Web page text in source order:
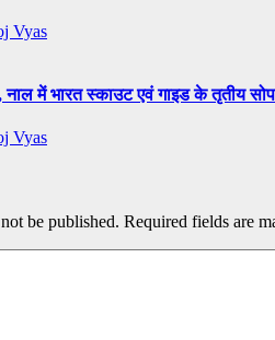
Vyas
में भारत स्काउट एवं गाइड के तृतीय
Vyas
be published. Required fields are